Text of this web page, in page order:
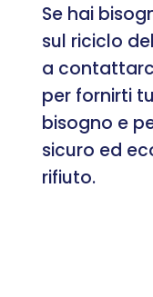
Se hai
sul riciclo
a
per fornirti
bisogno e
sicuro ed
rifiuto.